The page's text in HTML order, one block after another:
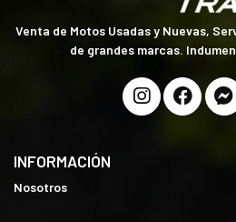
Venta de Motos Usadas y Nuevas,
de grandes marcas.
INFORMACIÓN
Nosotros